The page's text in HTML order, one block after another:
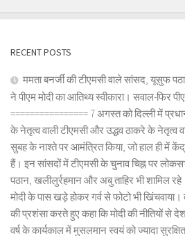
RECENT POSTS
ममता बनर्जी की टीएमसी वाले सांसद, यूसुफ
ने पीएम मोदी का आतिथ्य स्वीकारा। सवाल-फिर
================ 7 अगस्त को दिल्ली में
के नेतृत्व वाली टीएमसी और उद्धव ठाकरे के नेतृत्व
सुबह के नाश्ते पर आमंत्रित किया, जो हाल ही में
हैं। इन सांसदों में टीएमसी के चुनाव चिह्न पर
पठान, खलीलुर्रहमान और अबु ताहिर भी शामिल
मोदी के पास खड़े होकर गर्व से फोटो भी खिंचवाया।
की प्रशंसा करते हुए कहा कि मोदी की नीतियों से
वर्ष के कार्यकाल में मुसलमान स्वयं को ज्यादा